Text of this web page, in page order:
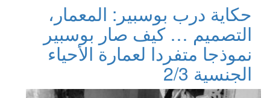
حكاية درب بوسبير: المعمار،
التصميم … كيف صار بوسبير
نموذجا متفردا لعمارة الأحياء
الجنسية 2/3